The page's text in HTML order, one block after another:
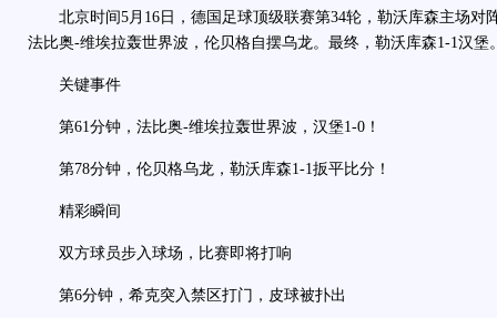
北京时间5月16日，德国足球顶级联赛第34轮，勒沃库森主场对
法比奥-维埃拉轰世界波，伦贝格自摆乌龙。最终，勒沃库森1-1汉堡
关键事件
第61分钟，法比奥-维埃拉轰世界波，汉堡1-0！
第78分钟，伦贝格乌龙，勒沃库森1-1扳平比分！
精彩瞬间
双方球员步入球场，比赛即将打响
第6分钟，希克突入禁区打门，皮球被扑出